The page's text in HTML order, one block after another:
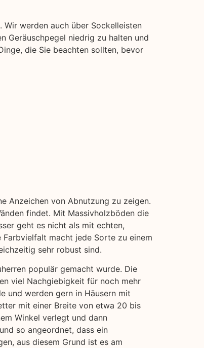
werden auch über Sockelleisten
Geräuschpegel niedrig zu halten und
die Sie beachten sollten, bevor
Anzeichen von Abnutzung zu zeigen.
findet. Mit Massivholzböden die
geht es nicht als mit echten,
macht jede Sorte zu einem
sehr robust sind.
populär gemacht wurde. Die
viel Nachgiebigkeit für noch mehr
und werden gern in Häusern mit
mit einer Breite von etwa 20 bis
Winkel verlegt und dann
so angeordnet, dass ein
aus diesem Grund ist es am